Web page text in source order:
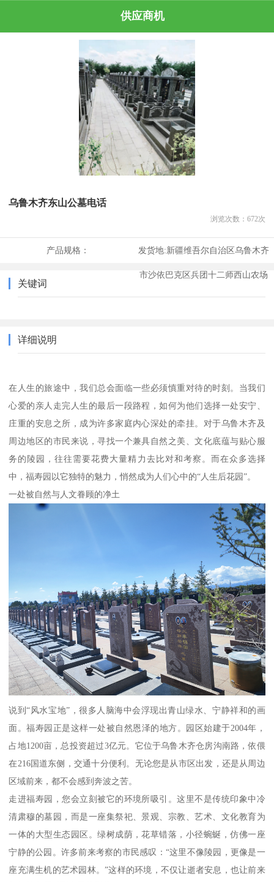
供应商机
乌鲁木齐东山公墓电话
浏览次数： 672次
产品规格： 发货地:新疆维吾尔自治区乌鲁木齐
市沙依巴克区兵团十二师西山农场
关键词
详细说明
在人生的旅途中，我们总会面临一些必须慎重对待的时刻。当我们
心爱的亲人走完人生的最后一段路程，如何为他们选择一处安宁、
庄重的安息之所，成为许多家庭内心深处的牵挂。对于乌鲁木齐及
周边地区的市民来说，寻找一个兼具自然之美、文化底蕴与贴心服
务的陵园，往往需要花费大量精力去比对和考察。而在众多选择
中，福寿园以它独特的魅力，悄然成为人们心中的“人生后花园”。
一处被自然与人文眷顾的净土
说到“风水宝地”，很多人脑海中会浮现出青山绿水、宁静祥和的画
面。福寿园正是这样一处被自然恩泽的地方。园区始建于2004年，
占地1200亩，总投资超过3亿元。它位于乌鲁木齐仓房沟南路，依偎
在216国道东侧，交通十分便利。无论您是从市区出发，还是从周边
区域前来，都不会感到奔波之苦。
走进福寿园，您会立刻被它的环境所吸引。这里不是传统印象中冷
清肃穆的墓园，而是一座集祭祀、景观、宗教、艺术、文化教育为
一体的大型生态园区。绿树成荫，花草错落，小径蜿蜒，仿佛一座
宁静的公园。许多前来考察的市民感叹：“这里不像陵园，更像是一
座充满生机的艺术园林。”这样的环境，不仅让逝者安息，也让前来